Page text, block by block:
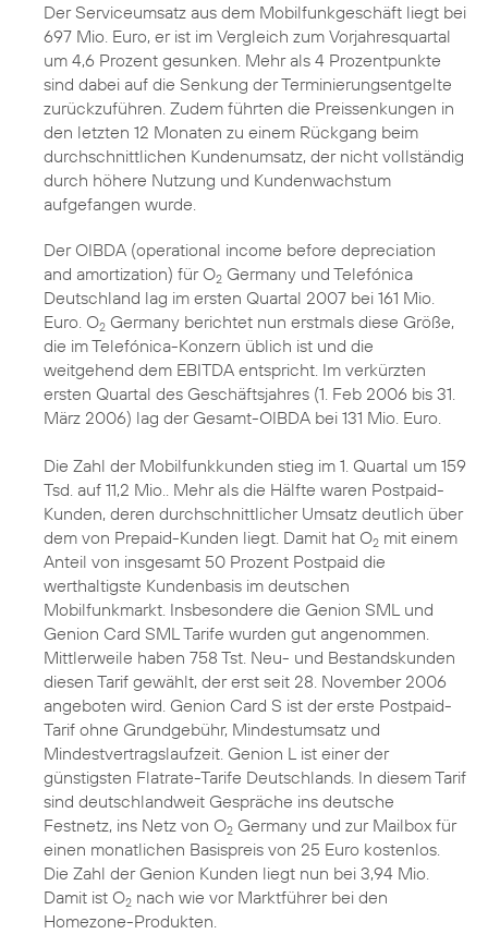
Der Serviceumsatz aus dem Mobilfunkgeschäft liegt bei
697 Mio. Euro, er ist im Vergleich zum Vorjahresquartal
um 4,6 Prozent gesunken. Mehr als 4 Prozentpunkte
sind dabei auf die Senkung der Terminierungsentgelte
zurückzuführen. Zudem führten die Preissenkungen in
den letzten 12 Monaten zu einem Rückgang beim
durchschnittlichen Kundenumsatz, der nicht vollständig
durch höhere Nutzung und Kundenwachstum
aufgefangen wurde.
Der OIBDA (operational income before depreciation
and amortization) für O2 Germany und Telefónica
Deutschland lag im ersten Quartal 2007 bei 161 Mio.
Euro. O2 Germany berichtet nun erstmals diese Größe,
die im Telefónica-Konzern üblich ist und die
weitgehend dem EBITDA entspricht. Im verkürzten
ersten Quartal des Geschäftsjahres (1. Feb 2006 bis 31.
März 2006) lag der Gesamt-OIBDA bei 131 Mio. Euro.
Die Zahl der Mobilfunkkunden stieg im 1. Quartal um 159
Tsd. auf 11,2 Mio.. Mehr als die Hälfte waren Postpaid-
Kunden, deren durchschnittlicher Umsatz deutlich über
dem von Prepaid-Kunden liegt. Damit hat O2 mit einem
Anteil von insgesamt 50 Prozent Postpaid die
werthaltigste Kundenbasis im deutschen
Mobilfunkmarkt. Insbesondere die Genion SML und
Genion Card SML Tarife wurden gut angenommen.
Mittlerweile haben 758 Tst. Neu- und Bestandskunden
diesen Tarif gewählt, der erst seit 28. November 2006
angeboten wird. Genion Card S ist der erste Postpaid-
Tarif ohne Grundgebühr, Mindestumsatz und
Mindestvertragslaufzeit. Genion L ist einer der
günstigsten Flatrate-Tarife Deutschlands. In diesem Tarif
sind deutschlandweit Gespräche ins deutsche
Festnetz, ins Netz von O2 Germany und zur Mailbox für
einen monatlichen Basispreis von 25 Euro kostenlos.
Die Zahl der Genion Kunden liegt nun bei 3,94 Mio.
Damit ist O2 nach wie vor Marktführer bei den
Homezone-Produkten.